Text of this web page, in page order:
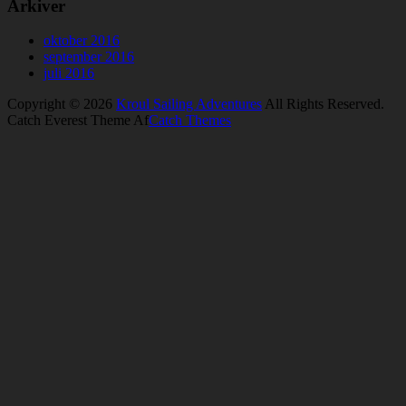
Arkiver
oktober 2016
september 2016
juli 2016
Copyright © 2026 Kroul Sailing Adventures All Rights Reserved.
Catch Everest Theme AfCatch Themes